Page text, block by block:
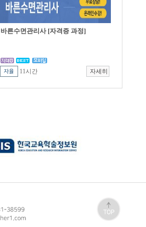
바른수면관리사 [자격증 과정]
11시간